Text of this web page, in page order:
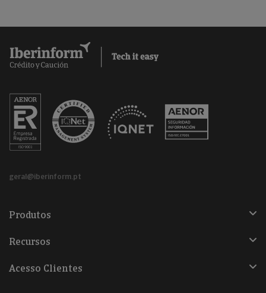
geral@iberinform.pt
Produtos
Recursos
Acesso Clientes